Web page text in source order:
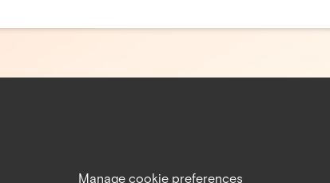
Manage cookie preferences